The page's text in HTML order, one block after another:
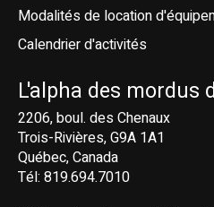
Modalités de location
Calendrier d'activités
L'alpha des mordus
2206, boul. des Chenaux
Trois-Rivières, G9A 1A1
Québec, Canada
Tél: 819.694.7010